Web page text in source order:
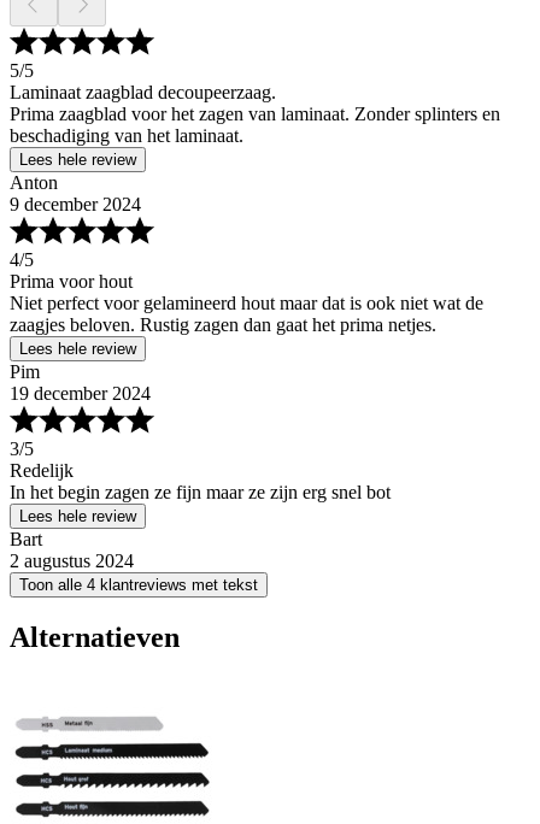
5/5
Laminaat zaagblad decoupeerzaag.
Prima zaagblad voor het zagen van laminaat. Zonder splinters en
beschadiging van het laminaat.
Lees hele review
Anton
9 december 2024
4/5
Prima voor hout
Niet perfect voor gelamineerd hout maar dat is ook niet wat de
zaagjes beloven. Rustig zagen dan gaat het prima netjes.
Lees hele review
Pim
19 december 2024
3/5
Redelijk
In het begin zagen ze fijn maar ze zijn erg snel bot
Lees hele review
Bart
2 augustus 2024
Toon alle 4 klantreviews met tekst
Alternatieven